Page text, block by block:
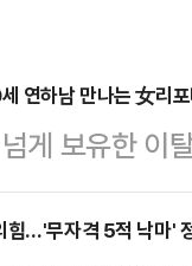
연하남 만나는 女리
게 보유한 이
화제의 중
인카르도나
힘…'무자격 5적 낙마'